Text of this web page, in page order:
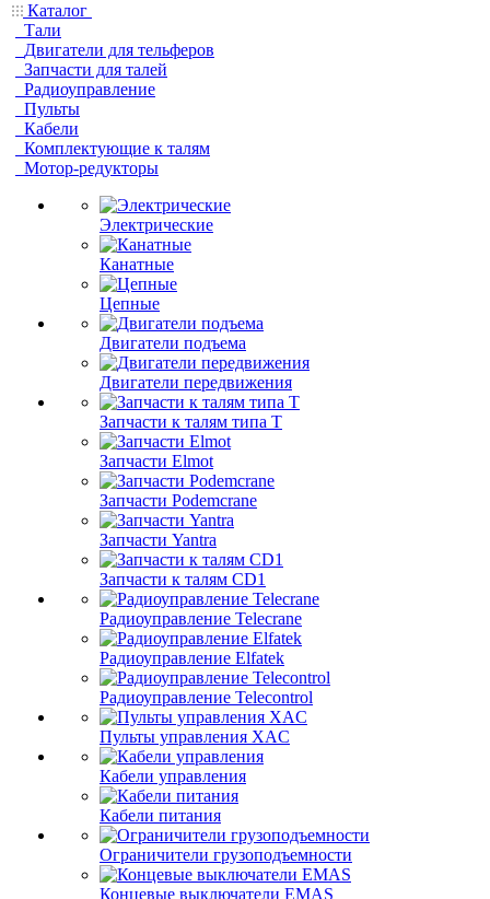
Каталог
Тали
Двигатели для тельферов
Запчасти для талей
Радиоуправление
Пульты
Кабели
Комплектующие к талям
Мотор-редукторы
Электрические
Канатные
Цепные
Двигатели подъема
Двигатели передвижения
Запчасти к талям типа Т
Запчасти Elmot
Запчасти Podemcrane
Запчасти Yantra
Запчасти к талям CD1
Радиоуправление Telecrane
Радиоуправление Elfatek
Радиоуправление Telecontrol
Пульты управления XAC
Кабели управления
Кабели питания
Ограничители грузоподъемности
Концевые выключатели EMAS